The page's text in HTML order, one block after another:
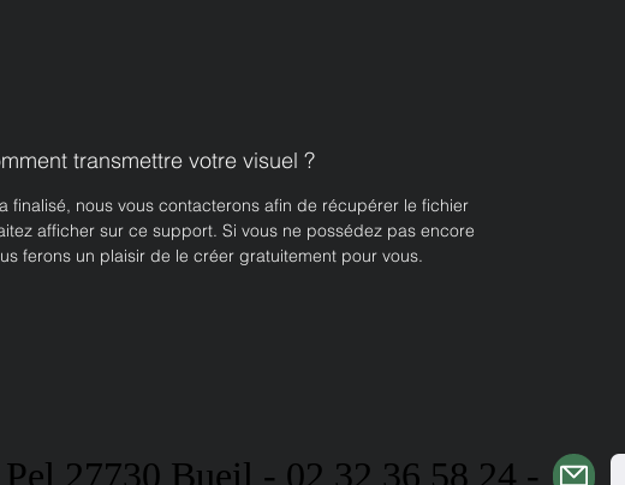
transmettre votre visuel ?
finalisé, nous vous contacterons afin de récupérer le fichier
afficher sur ce support. Si vous ne possédez pas encore
ferons un plaisir de le créer gratuitement pour vous.
Pel 27730 Bueil - 02 32 36 58 24 -